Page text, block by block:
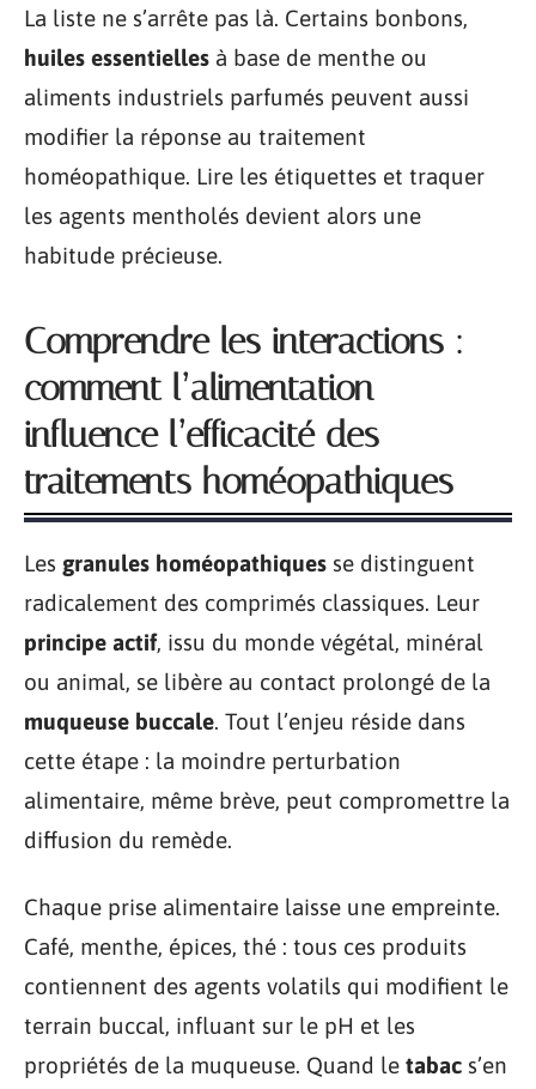
La liste ne s’arrête pas là. Certains bonbons,
huiles essentielles à base de menthe ou
aliments industriels parfumés peuvent aussi
modifier la réponse au traitement
homéopathique. Lire les étiquettes et traquer
les agents mentholés devient alors une
habitude précieuse.
Comprendre les interactions :
comment l’alimentation
influence l’efficacité des
traitements homéopathiques
Les granules homéopathiques se distinguent
radicalement des comprimés classiques. Leur
principe actif, issu du monde végétal, minéral
ou animal, se libère au contact prolongé de la
muqueuse buccale. Tout l’enjeu réside dans
cette étape : la moindre perturbation
alimentaire, même brève, peut compromettre la
diffusion du remède.
Chaque prise alimentaire laisse une empreinte.
Café, menthe, épices, thé : tous ces produits
contiennent des agents volatils qui modifient le
terrain buccal, influant sur le pH et les
propriétés de la muqueuse. Quand le tabac s’en